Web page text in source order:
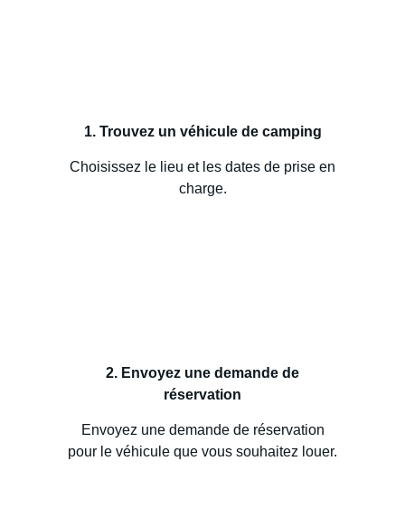
1. Trouvez un véhicule de camping
Choisissez le lieu et les dates de prise en
charge.
2. Envoyez une demande de
réservation
Envoyez une demande de réservation
pour le véhicule que vous souhaitez louer.